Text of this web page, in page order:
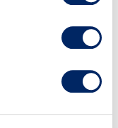
minimi 3